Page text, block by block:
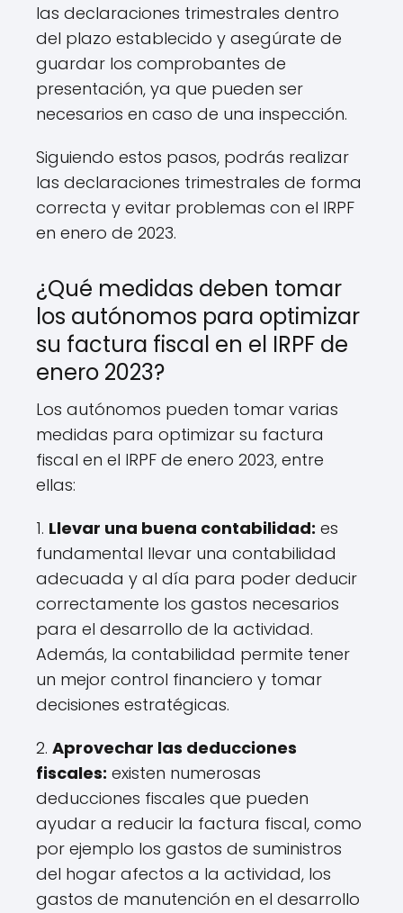
las declaraciones trimestrales dentro
del plazo establecido y asegúrate de
guardar los comprobantes de
presentación, ya que pueden ser
necesarios en caso de una inspección.
Siguiendo estos pasos, podrás realizar
las declaraciones trimestrales de forma
correcta y evitar problemas con el IRPF
en enero de 2023.
¿Qué medidas deben tomar
los autónomos para optimizar
su factura fiscal en el IRPF de
enero 2023?
Los autónomos pueden tomar varias
medidas para optimizar su factura
fiscal en el IRPF de enero 2023, entre
ellas:
1. Llevar una buena contabilidad: es
fundamental llevar una contabilidad
adecuada y al día para poder deducir
correctamente los gastos necesarios
para el desarrollo de la actividad.
Además, la contabilidad permite tener
un mejor control financiero y tomar
decisiones estratégicas.
2. Aprovechar las deducciones
fiscales: existen numerosas
deducciones fiscales que pueden
ayudar a reducir la factura fiscal, como
por ejemplo los gastos de suministros
del hogar afectos a la actividad, los
gastos de manutención en el desarrollo